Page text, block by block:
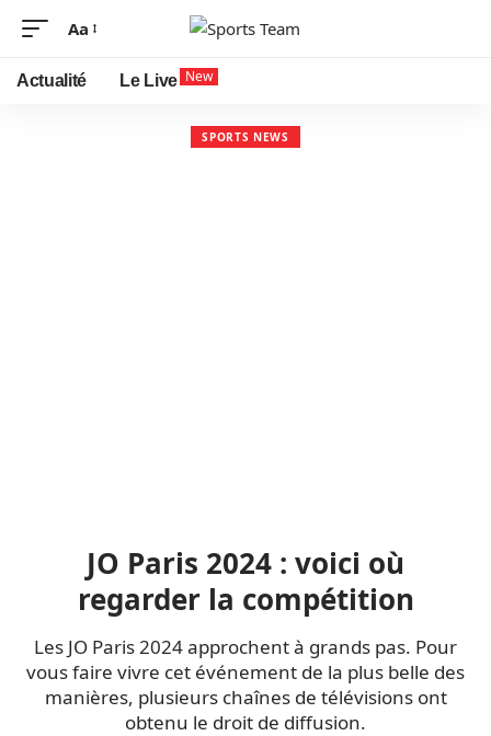
Aa
Actualité Le Live New
SPORTS NEWS
JO Paris 2024 : voici où
regarder la compétition
Les JO Paris 2024 approchent à grands pas. Pour
vous faire vivre cet événement de la plus belle des
manières, plusieurs chaînes de télévisions ont
obtenu le droit de diffusion.